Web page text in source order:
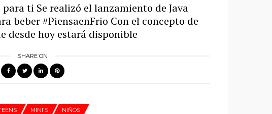
ti Se realizó el lanzamiento de Java
beber #PiensaenFrio Con el concepto de
desde hoy estará disponible
SHARE ON
MINI'S NIÑOS